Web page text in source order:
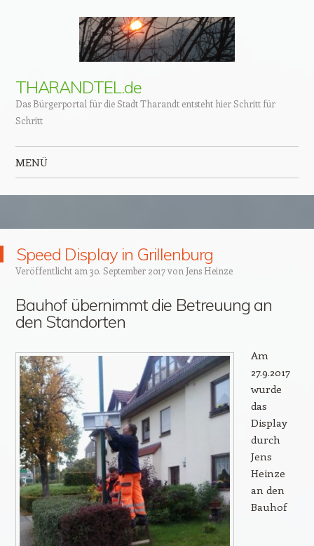
THARANDTEL.de
Das Bürgerportal für die Stadt Tharandt entsteht hier Schritt für
Schritt
MENÜ
Speed Display in Grillenburg
Veröffentlicht am 30. September 2017von Jens Heinze
Bauhof übernimmt die Betreuung an
den Standorten
Am
27.9.2017
wurde
das
Display
durch
Jens
Heinze
an den
Bauhof